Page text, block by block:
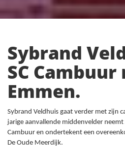
Sybrand
SC Cambuur
Emmen.
Sybrand Veldhuis gaat verder met zijn
jarige aanvallende middenvelder
Cambuur en ondertekent een
De Oude Meerdijk.